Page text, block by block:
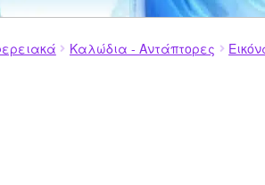
Καλώδια - Αντάπτορες